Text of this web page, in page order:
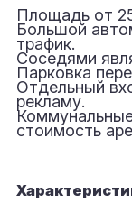
Площадь от
Большой
трафик.
Соседями
Парковка
Отдельный
рекламу.
стоимость